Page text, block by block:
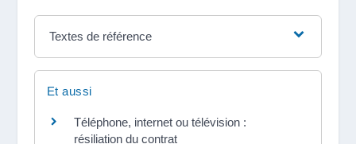
Textes de référence
Et aussi
Téléphone, internet ou télévision :
résiliation du contrat